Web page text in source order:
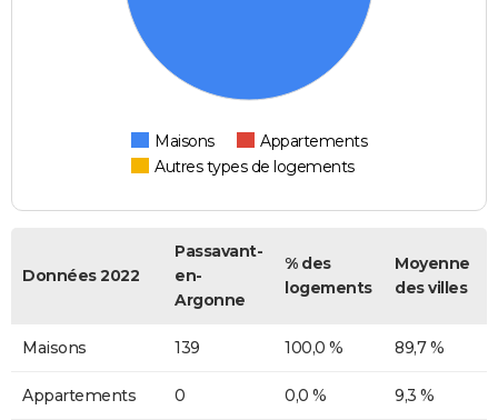
Maisons
Appartements
Autres types de logements
Données 2022
Passavant-
en-
Argonne
% des
logements
Moyenne
des villes
Maisons 139 100,0 % 89,7 %
Appartements 0 0,0 % 9,3 %